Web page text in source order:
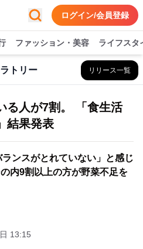
ログイン/会員登録
ファッション・美容 ライフスタ
トリー リリース一覧
る人が7割。 「食生活
結果発表
ンスがとれていない」と感じ
内9割以上の方が野菜不足を
13:15